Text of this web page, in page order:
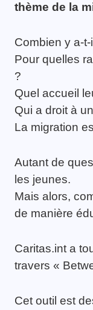
thème de la
Combien y a-
Pour quelles
?
Quel accueil
Qui a droit à
La migration
Autant de
les jeunes.
Mais alors,
de manière
Caritas.int a
travers «
Cet outil est